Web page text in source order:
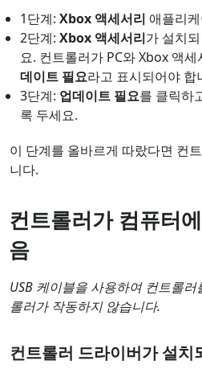
1단계: Xbox 액세서리 애플리
2단계: Xbox 액세서리가 설치
요. 컨트롤러가 PC와 Xbox 액
데이트 필요라고 표시되어야 합
3단계: 업데이트 필요를 클릭하
록 두세요.
이 단계를 올바르게 따랐다면 컨
니다.
컨트롤러가 컴퓨터
음
USB 케이블을 사용하여 컨트롤
롤러가 작동하지 않습니다.
컨트롤러 드라이버가 설치